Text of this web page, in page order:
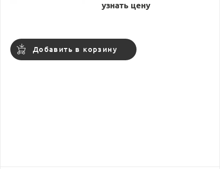
узнать цену
Добавить в корзину